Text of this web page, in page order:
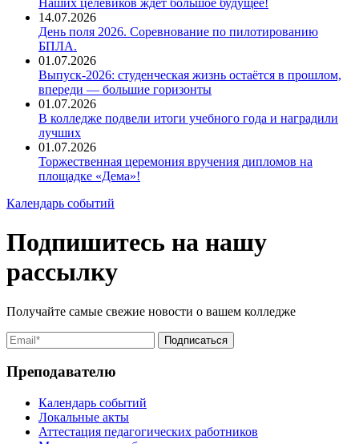
14.07.2026
День поля 2026. Соревнование по пилотированию
БПЛА.
01.07.2026
Выпуск-2026: студенческая жизнь остаётся в прошлом,
впереди — большие горизонты
01.07.2026
В колледже подвели итоги учебного года и наградили
лучших
01.07.2026
Торжественная церемония вручения дипломов на
площадке «Дема»!
Календарь событий
Подпишитесь на нашу
рассылку
Получайте самые свежие новости о вашем колледже
Преподавателю
Календарь событий
Локальные акты
Аттестация педагогических работников